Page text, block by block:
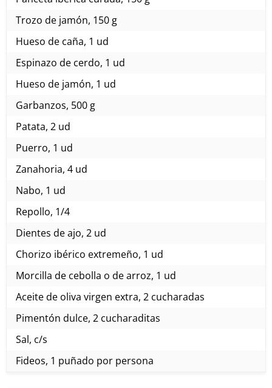
Trozo de jamón, 150 g
Hueso de caña, 1 ud
Espinazo de cerdo, 1 ud
Hueso de jamón, 1 ud
Garbanzos, 500 g
Patata, 2 ud
Puerro, 1 ud
Zanahoria, 4 ud
Nabo, 1 ud
Repollo, 1/4
Dientes de ajo, 2 ud
Chorizo ibérico extremeño, 1 ud
Morcilla de cebolla o de arroz, 1 ud
Aceite de oliva virgen extra, 2 cucharadas
Pimentón dulce, 2 cucharaditas
Sal, c/s
Fideos, 1 puñado por persona